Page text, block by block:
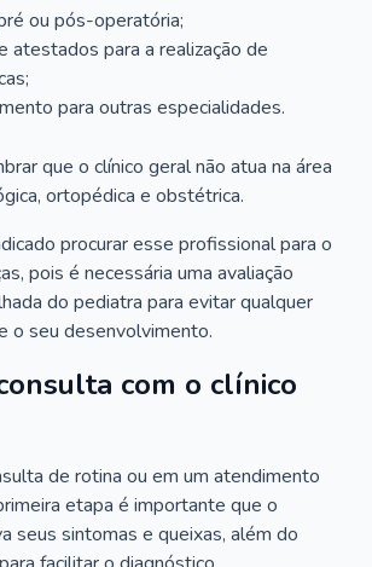
ou pós-operatória;
atestados para a realização de
para outras especialidades.
que o clínico geral não atua na área
ortopédica e obstétrica.
procurar esse profissional para o
pois é necessária uma avaliação
do pediatra para evitar qualquer
o seu desenvolvimento.
com o clínico
de rotina ou em um atendimento
etapa é importante que o
seus sintomas e queixas, além do